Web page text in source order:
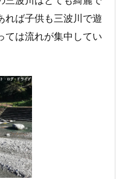
れば子供も三波川で遊
ては流れが集中してい